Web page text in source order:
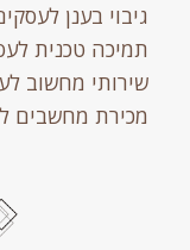
גיבוי בענן
תמיכה טכנית
שירותי מחשוב
מכירת מחשבים